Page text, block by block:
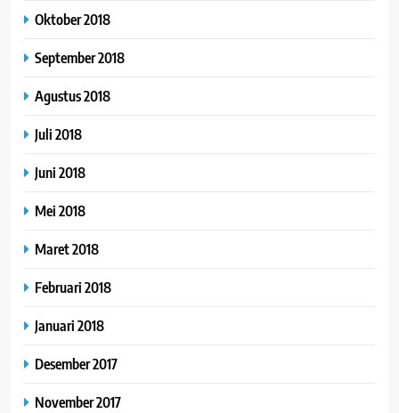
Oktober 2018
September 2018
Agustus 2018
Juli 2018
Juni 2018
Mei 2018
Maret 2018
Februari 2018
Januari 2018
Desember 2017
November 2017